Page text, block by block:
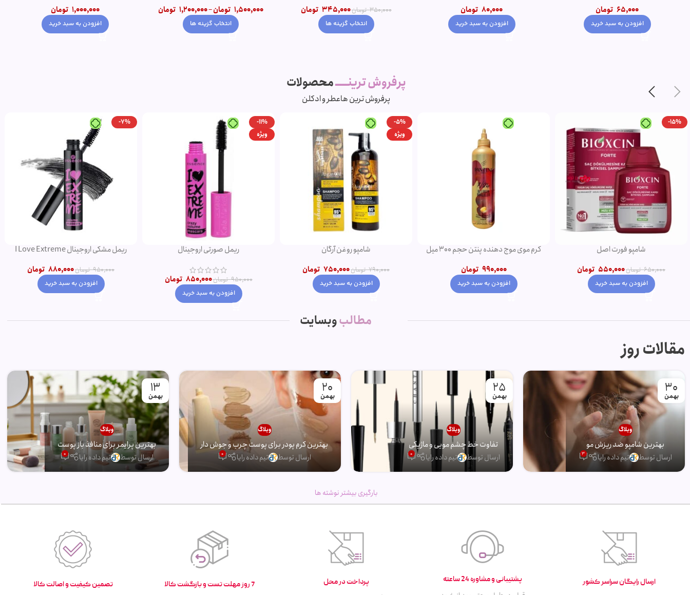
65,000 تومان
افزودن به سبد خرید
80,000 تومان
افزودن به سبد خرید
350,000 تومان345,000 تومان
انتخاب گزینه ها
1,500,000 تومان–
1,200,000 تومان
انتخاب گزینه ها
1,000,000 تومان
افزودن به سبد خرید
پرفروش ترینـــــمحصولات
پرفروش ترین هاعطر و ادکلن
-15%
شامپو فورت اصل
650,000 تومان550,000 تومان
افزودن به سبد خرید
کرم موی موج دهنده پنتن حجم 300 میل
990,000 تومان
افزودن به سبد خرید
-5%
ویژه
شامپو روغن آرگان
790,000 تومان750,000 تومان
افزودن به سبد خرید
-11%
ویژه
ریمل صورتی اروجینال
950,000 تومان850,000 تومان
افزودن به سبد خرید
-7%
ریمل مشکی اروجینال I Love Extreme
950,000 تومان880,000 تومان
افزودن به سبد خرید
مطالبوبسایت
مقالات روز
30
بهمن
وبلاگ
بهترین شامپو ضد ریزش مو
ارسال توسط تیم داده رایا 3
25
بهمن
وبلاگ
تفاوت خط چشم مویی و ماژیکی
ارسال توسط تیم داده رایا 0
20
بهمن
وبلاگ
بهترین کرم پودر برای پوست چرب و جوش دار
ارسال توسط تیم داده رایا 0
13
بهمن
وبلاگ
بهترین پرایمر برای منافذ باز پوست
ارسال توسط تیم داده رایا 0
بارگیری بیشتر نوشته ها
ارسال رایگان سراسر کشور پشتیبانی و مشاوره 24 ساعته پرداخت در محل 7 روز مهلت تست و بازگشت کالا تصمین کیفیت و اصالت کالا